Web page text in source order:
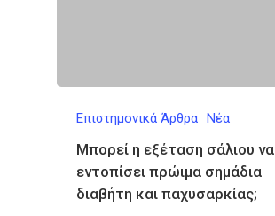
Επιστημονικά Άρθρα Νέα
Μπορεί η εξέταση σάλιου να
εντοπίσει πρώιμα σημάδια
διαβήτη και παχυσαρκίας;